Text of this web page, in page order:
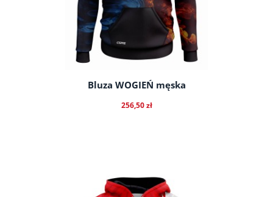
Bluza WOGIEŃ męska
256,50 zł
do koszyka